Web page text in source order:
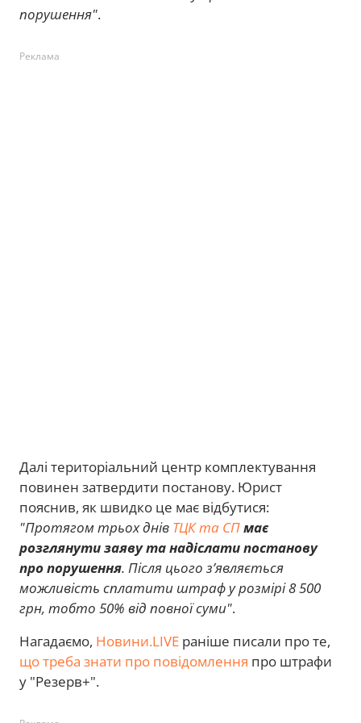
порушення".
Реклама
Далі територіальний центр комплектування
повинен затвердити постанову. Юрист
пояснив, як швидко це має відбутися:
"Протягом трьох днів ТЦК та СПмає
розглянути заяву та надіслати постанову
про порушення. Після цього з’являється
можливість сплатити штраф у розмірі 8 500
грн, тобто 50% від повної суми".
Нагадаємо, Новини.LIVE раніше писали про те,
що треба знати про повідомлення про штрафи
у "Резерв+".